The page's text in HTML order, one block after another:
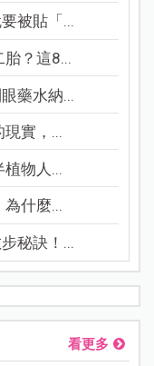
被貼「...
？這8...
藥水納...
實，...
物人...
什麼...
秘訣！...
看更多